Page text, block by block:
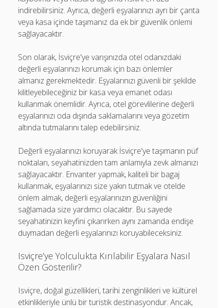
indirebilirsiniz. Ayrıca, değerli eşyalarınızı ayrı bir çanta
veya kasa içinde taşımanız da ek bir güvenlik önlemi
sağlayacaktır.
Son olarak, İsviçre'ye varışınızda otel odanızdaki
değerli eşyalarınızı korumak için bazı önlemler
almanız gerekmektedir. Eşyalarınızı güvenli bir şekilde
kilitleyebileceğiniz bir kasa veya emanet odası
kullanmak önemlidir. Ayrıca, otel görevlilerine değerli
eşyalarınızı oda dışında saklamalarını veya gözetim
altında tutmalarını talep edebilirsiniz.
Değerli eşyalarınızı koruyarak İsviçre'ye taşımanın püf
noktaları, seyahatinizden tam anlamıyla zevk almanızı
sağlayacaktır. Envanter yapmak, kaliteli bir bagaj
kullanmak, eşyalarınızı size yakın tutmak ve otelde
önlem almak, değerli eşyalarınızın güvenliğini
sağlamada size yardımcı olacaktır. Bu sayede
seyahatinizin keyfini çıkarırken aynı zamanda endişe
duymadan değerli eşyalarınızı koruyabileceksiniz.
Isviçre’ye Yolculukta Kırılabilir Eşyalara Nasıl
Özen Gösterilir?
Isviçre, doğal güzellikleri, tarihi zenginlikleri ve kültürel
etkinlikleriyle ünlü bir turistik destinasyondur. Ancak,